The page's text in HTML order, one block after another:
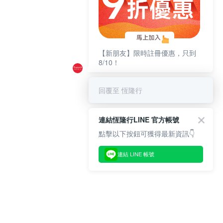
【新朋友】限時註冊優惠，只到
8/10！
回覆至 恆隆行
連結恆隆行LINE 官方帳號
點擊以下按鈕可獲得最新資訊👇
連結 LINE 帳號